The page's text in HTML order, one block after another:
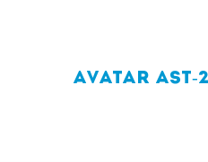
AVATAR AST-